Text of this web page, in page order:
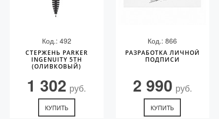
Код.: 492
СТЕРЖЕНЬ PARKER
INGENUITY 5TH
(ОЛИВКОВЫЙ)
1 302 руб.
КУПИТЬ
Код.: 866
РАЗРАБОТКА ЛИЧНОЙ
ПОДПИСИ
2 990 руб.
КУПИТЬ